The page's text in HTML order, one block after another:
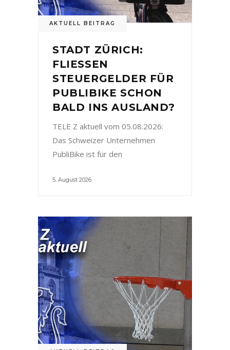
AKTUELL BEITRAG
STADT ZÜRICH:
FLIESSEN
STEUERGELDER FÜR
PUBLIBIKE SCHON
BALD INS AUSLAND?
TELE Z aktuell vom 05.08.2026:
Das Schweizer Unternehmen
PubliBike ist für den
5. August 2026